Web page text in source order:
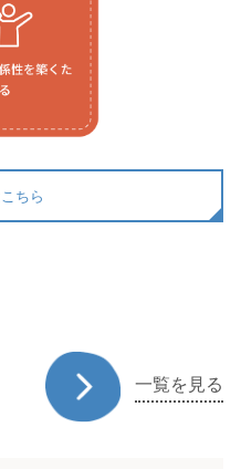
ちら
一覧を見る